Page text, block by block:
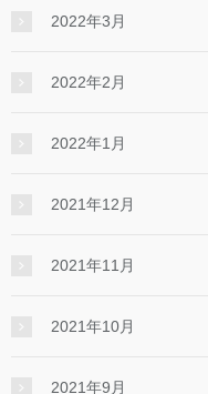
2022年3月
2022年2月
2022年1月
2021年12月
2021年11月
2021年10月
2021年9月